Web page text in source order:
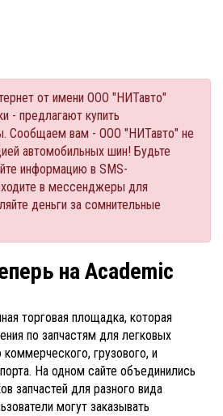
от имени ООО "НИТавто"
- предлагают купить
Сообщаем вам - ООО "НИТавто" не
автомобильных шин! Будьте
информацию в SMS-
в мессенджеры для
деньги за сомнительные
на Academic
торговая площадка, которая
по запчастям для легковых
грузового, и
На одном сайте объединились
запчастей для разного вида
могут заказывать